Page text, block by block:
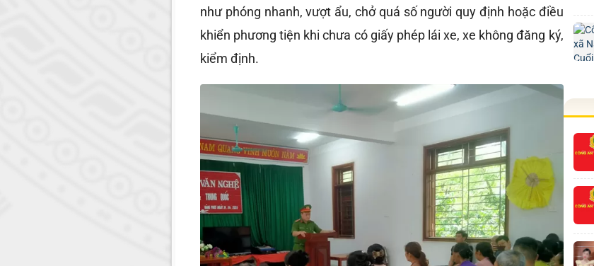
như phóng nhanh, vượt ẩu, chở quá số người quy định hoặc điều
khiển phương tiện khi chưa có giấy phép lái xe, xe không đăng ký,
kiểm định.